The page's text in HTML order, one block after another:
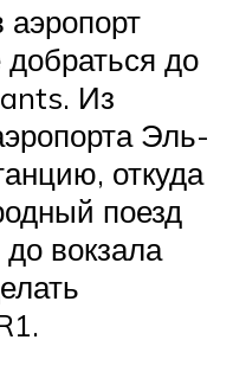
аэропорт
до
Из
Эль-
откуда
поезд
вокзала